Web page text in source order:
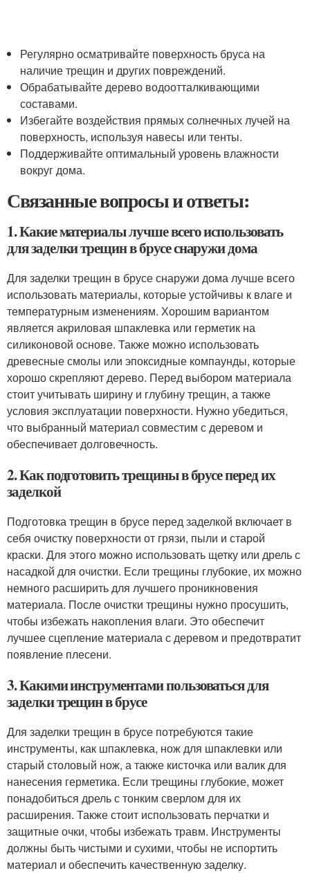
Регулярно осматривайте поверхность бруса на
наличие трещин и других повреждений.
Обрабатывайте дерево водоотталкивающими
составами.
Избегайте воздействия прямых солнечных лучей на
поверхность, используя навесы или тенты.
Поддерживайте оптимальный уровень влажности
вокруг дома.
Связанные вопросы и ответы:
1. Какие материалы лучше всего использовать
для заделки трещин в брусе снаружи дома
Для заделки трещин в брусе снаружи дома лучше всего
использовать материалы, которые устойчивы к влаге и
температурным изменениям. Хорошим вариантом
является акриловая шпаклевка или герметик на
силиконовой основе. Также можно использовать
древесные смолы или эпоксидные компаунды, которые
хорошо скрепляют дерево. Перед выбором материала
стоит учитывать ширину и глубину трещин, а также
условия эксплуатации поверхности. Нужно убедиться,
что выбранный материал совместим с деревом и
обеспечивает долговечность.
2. Как подготовить трещины в брусе перед их
заделкой
Подготовка трещин в брусе перед заделкой включает в
себя очистку поверхности от грязи, пыли и старой
краски. Для этого можно использовать щетку или дрель с
насадкой для очистки. Если трещины глубокие, их можно
немного расширить для лучшего проникновения
материала. После очистки трещины нужно просушить,
чтобы избежать накопления влаги. Это обеспечит
лучшее сцепление материала с деревом и предотвратит
появление плесени.
3. Какими инструментами пользоваться для
заделки трещин в брусе
Для заделки трещин в брусе потребуются такие
инструменты, как шпаклевка, нож для шпаклевки или
старый столовый нож, а также кисточка или валик для
нанесения герметика. Если трещины глубокие, может
понадобиться дрель с тонким сверлом для их
расширения. Также стоит использовать перчатки и
защитные очки, чтобы избежать травм. Инструменты
должны быть чистыми и сухими, чтобы не испортить
материал и обеспечить качественную заделку.